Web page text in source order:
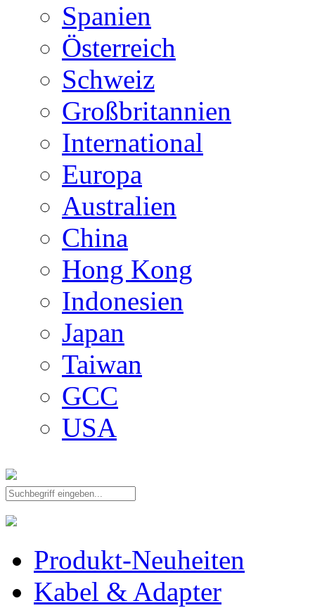
Spanien
Österreich
Schweiz
Großbritannien
International
Europa
Australien
China
Hong Kong
Indonesien
Japan
Taiwan
GCC
USA
Produkt-Neuheiten
Kabel & Adapter